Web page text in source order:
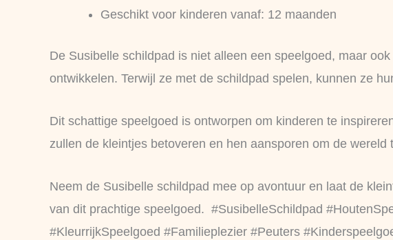
Geschikt voor kinderen vanaf: 12 maanden
De Susibelle schildpad is niet alleen een speelgoed, maar
ontwikkelen. Terwijl ze met de schildpad spelen, kunnen ze
Dit schattige speelgoed is ontworpen om kinderen te
zullen de kleintjes betoveren en hen aansporen om de
Neem de Susibelle schildpad mee op avontuur en laat de
van dit prachtige speelgoed. #SusibelleSchildpad
#KleurrijkSpeelgoed #Familieplezier #Peuters